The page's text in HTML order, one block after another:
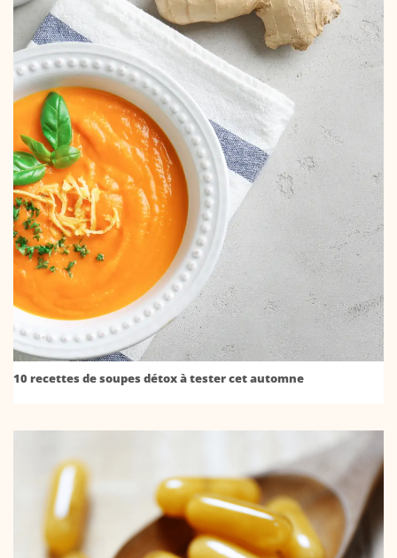
10 recettes de soupes détox à tester cet automne